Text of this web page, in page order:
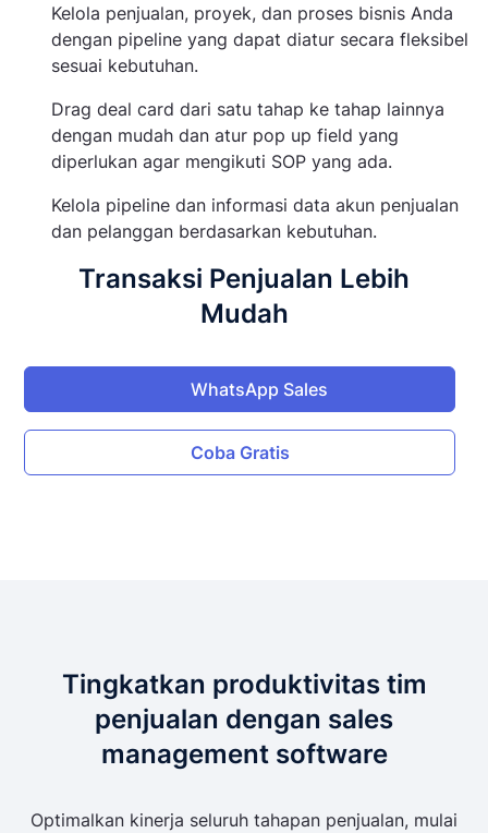
Kelola penjualan, proyek, dan proses bisnis Anda
dengan pipeline yang dapat diatur secara fleksibel
sesuai kebutuhan.
Drag deal card dari satu tahap ke tahap lainnya
dengan mudah dan atur pop up field yang
diperlukan agar mengikuti SOP yang ada.
Kelola pipeline dan informasi data akun penjualan
dan pelanggan berdasarkan kebutuhan.
Transaksi Penjualan Lebih
Mudah
WhatsApp Sales
Coba Gratis
Tingkatkan produktivitas tim
penjualan dengan sales
management software
Optimalkan kinerja seluruh tahapan penjualan, mulai